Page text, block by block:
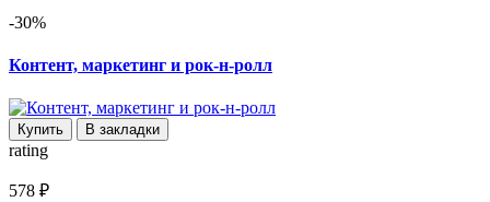
-30%
Контент, маркетинг и рок-н-ролл
Купить В закладки
rating
578 ₽